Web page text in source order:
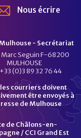
Nous écrire
- Secrétariat
Seguin F-68200
MULHOUSE
(0)3 89 32 76 44
courriers doivent
être envoyés à
de Mulhouse
de Châlons-en-
/ CCI Grand Est